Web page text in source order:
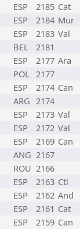
ESP 2185 Cat
ESP 2184 Mur
ESP 2183 Val
BEL
2181
ESP 2177 Ara
POL 2177
ESP 2174 Can
ARG 2174
ESP 2173 Val
ESP 2172 Val
ESP 2169 Can
ANG 2167
ROU 2166
ESP 2163 Ctl
ESP 2162 And
ESP 2161 Cat
ESP 2159 Can